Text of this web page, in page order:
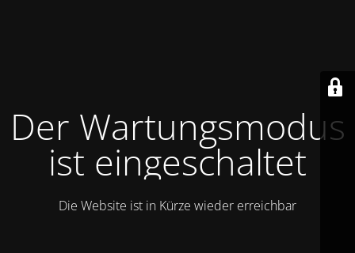
Der Wartungsmodus
ist eingeschaltet
Die Website ist in Kürze wieder erreichbar